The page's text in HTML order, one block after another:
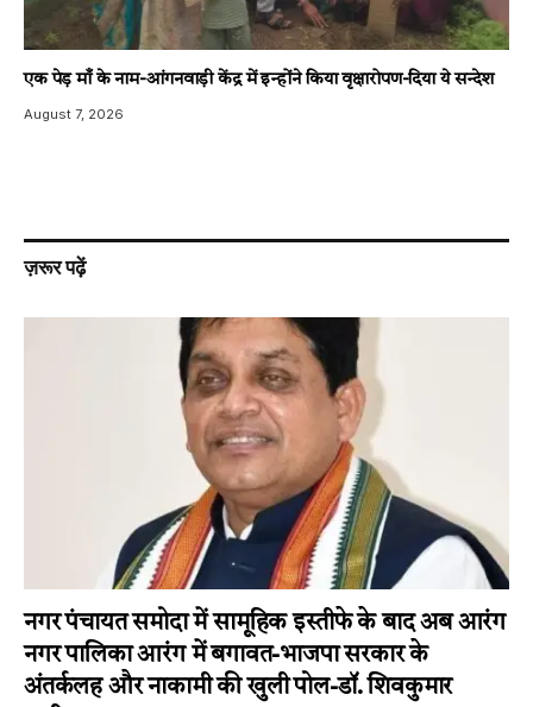
एक पेड़ माँ के नाम-आंगनवाड़ी केंद्र में इन्होंने किया वृक्षारोपण-दिया ये सन्देश
August 7, 2026
ज़रूर पढ़ें
नगर पंचायत समोदा में सामूहिक इस्तीफे के बाद अब आरंग
नगर पालिका आरंग में बगावत-भाजपा सरकार के
अंतर्कलह और नाकामी की खुली पोल-डॉ. शिवकुमार